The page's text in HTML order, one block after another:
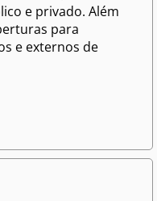
e privado. Além
para
e externos de